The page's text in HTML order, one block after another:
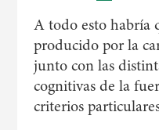
A todo esto habría
producido por la
junto con las
cognitivas de la
criterios